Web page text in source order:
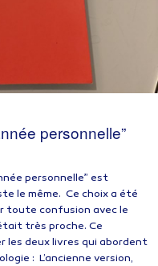
personnelle”
personnelle” est
le même. Ce choix a été
toute confusion avec le
très proche. Ce
les deux livres qui abordent
: L’ancienne version,